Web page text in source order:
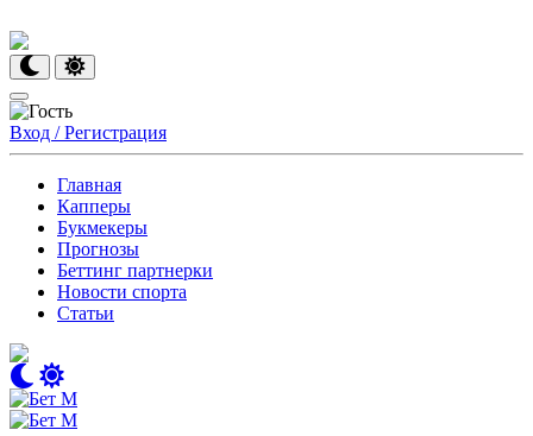
Вход / Регистрация
Главная
Капперы
Букмекеры
Прогнозы
Беттинг партнерки
Новости спорта
Статьи